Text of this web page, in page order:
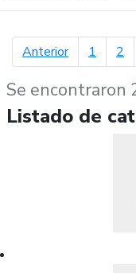
Anteriorpágina
1 2
Se encontraron
Listado de